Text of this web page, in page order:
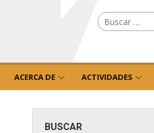
Buscar
por:
ACERCA DE ACTIVIDADES
BUSCAR